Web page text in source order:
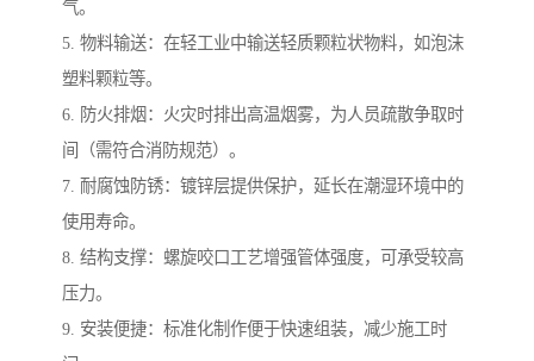
气。
5. 物料输送：在轻工业中输送轻质颗粒状物料，如泡沫
塑料颗粒等。
6. 防火排烟：火灾时排出高温烟雾，为人员疏散争取时
间（需符合消防规范）。
7. 耐腐蚀防锈：镀锌层提供保护，延长在潮湿环境中的
使用寿命。
8. 结构支撑：螺旋咬口工艺增强管体强度，可承受较高
压力。
9. 安装便捷：标准化制作便于快速组装，减少施工时